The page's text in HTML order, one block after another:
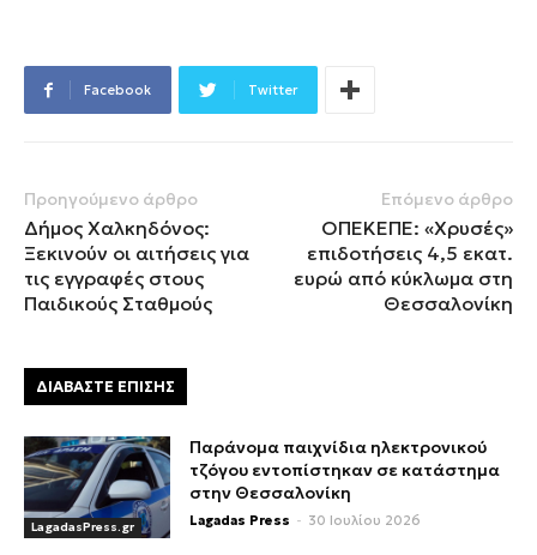
Facebook Twitter
Προηγούμενο άρθρο
Δήμος Χαλκηδόνος:
Ξεκινούν οι αιτήσεις για
τις εγγραφές στους
Παιδικούς Σταθμούς
Επόμενο άρθρο
ΟΠΕΚΕΠΕ: «Χρυσές»
επιδοτήσεις 4,5 εκατ.
ευρώ από κύκλωμα στη
Θεσσαλονίκη
ΔΙΑΒΑΣΤΕ ΕΠΙΣΗΣ
LagadasPress.gr
Παράνομα παιχνίδια ηλεκτρονικού
τζόγου εντοπίστηκαν σε κατάστημα
στην Θεσσαλονίκη
Lagadas Press - 30 Ιουλίου 2026